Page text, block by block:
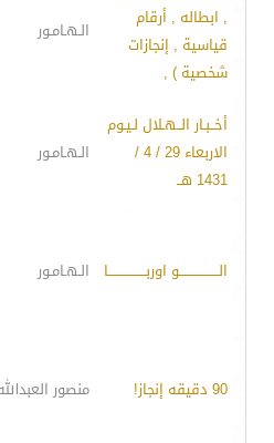
, ابطاله , أرقام
قياسية , إنجازات
شخصية ) ,
الـهـامـور
أخــبـار الــهـلال لـيـوم
الاربعاء 29 / 4 /
1431 هــ
الـهـامـور
الــــــــــــــــــو اوربـــــــــــــــــا الـهـامـور
90 دقيقه إنجاز! منصور